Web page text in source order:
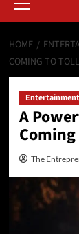
HOME
COMING TO
Entertainment
A
The